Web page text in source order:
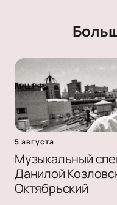
5 августа
Музыкальный
Данилой
Октябрьский